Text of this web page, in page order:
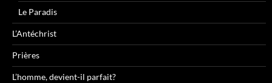
Le Paradis
L’Antéchrist
Prières
L’homme, devient-il parfait?